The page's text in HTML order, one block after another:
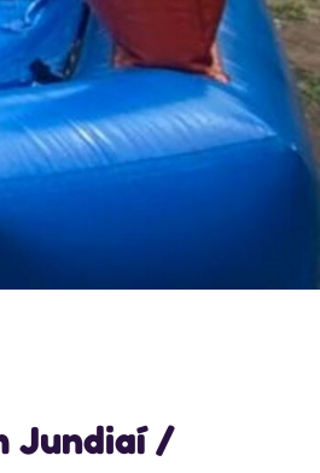
Jundiaí /